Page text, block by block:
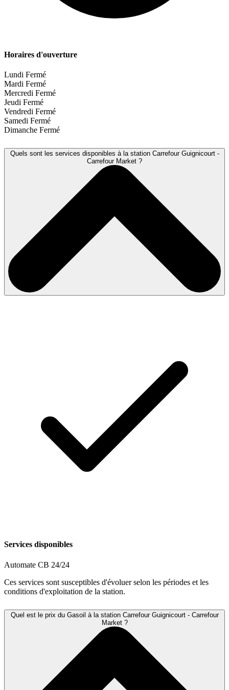
Horaires d'ouverture
Lundi Fermé
Mardi Fermé
Mercredi Fermé
Jeudi Fermé
Vendredi Fermé
Samedi Fermé
Dimanche Fermé
Quels sont les services disponibles à la station Carrefour Guignicourt -
Carrefour Market ?
Services disponibles
Automate CB 24/24
Ces services sont susceptibles d'évoluer selon les périodes et les
conditions d'exploitation de la station.
Quel est le prix du Gasoil à la station Carrefour Guignicourt - Carrefour
Market ?